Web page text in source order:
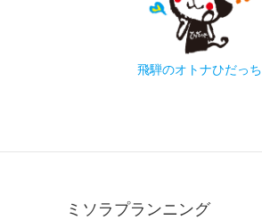
飛騨のオトナひだっち
ミソラプランニング